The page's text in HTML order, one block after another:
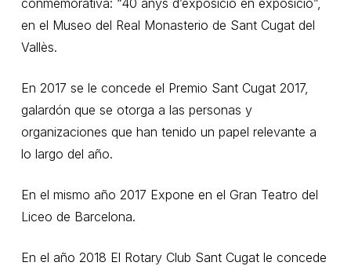
conmemorativa: “40 anys d’exposició en exposició”,
en el Museo del Real Monasterio de Sant Cugat del
Vallès.
En 2017 se le concede el Premio Sant Cugat 2017,
galardón que se otorga a las personas y
organizaciones que han tenido un papel relevante a
lo largo del año.
En el mismo año 2017 Expone en el Gran Teatro del
Liceo de Barcelona.
En el año 2018 El Rotary Club Sant Cugat le concede